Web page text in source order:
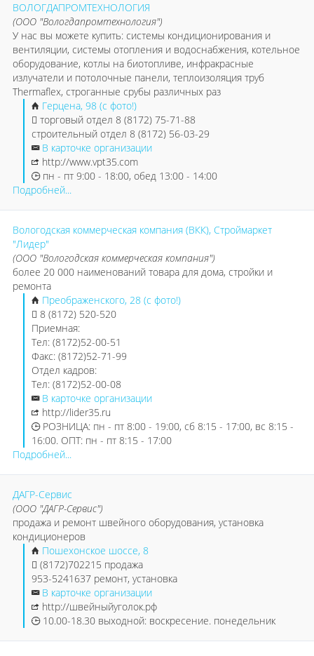
ВОЛОГДАПРОМТЕХНОЛОГИЯ
(ООО "Вологдапромтехнология")
У нас вы можете купить: системы кондиционирования и
вентиляции, системы отопления и водоснабжения, котельное
оборудование, котлы на биотопливе, инфракрасные
излучатели и потолочные панели, теплоизоляция труб
Thermaflex, строганные срубы различных раз
Герцена, 98 (с фото!)
торговый отдел 8 (8172) 75-71-88
строительный отдел 8 (8172) 56-03-29
В карточке организации
http://www.vpt35.com
пн - пт 9:00 - 18:00, обед 13:00 - 14:00
Подробней...
Вологодская коммерческая компания (ВКК), Строймаркет
"Лидер"
(ООО "Вологодская коммерческая компания")
более 20 000 наименований товара для дома, стройки и
ремонта
Преображенского, 28 (с фото!)
8 (8172) 520-520
Приемная:
Тел: (8172)52-00-51
Факс: (8172)52-71-99
Отдел кадров:
Тел: (8172)52-00-08
В карточке организации
http://lider35.ru
РОЗНИЦА: пн - пт 8:00 - 19:00, сб 8:15 - 17:00, вс 8:15 -
16:00. ОПТ: пн - пт 8:15 - 17:00
Подробней...
ДАГР-Сервис
(ООО "ДАГР-Сервис")
продажа и ремонт швейного оборудования, установка
кондиционеров
Пошехонское шоссе, 8
(8172)702215 продажа
953-5241637 ремонт, установка
В карточке организации
http://швейныйуголок.рф
10.00-18.30 выходной: воскресение. понедельник